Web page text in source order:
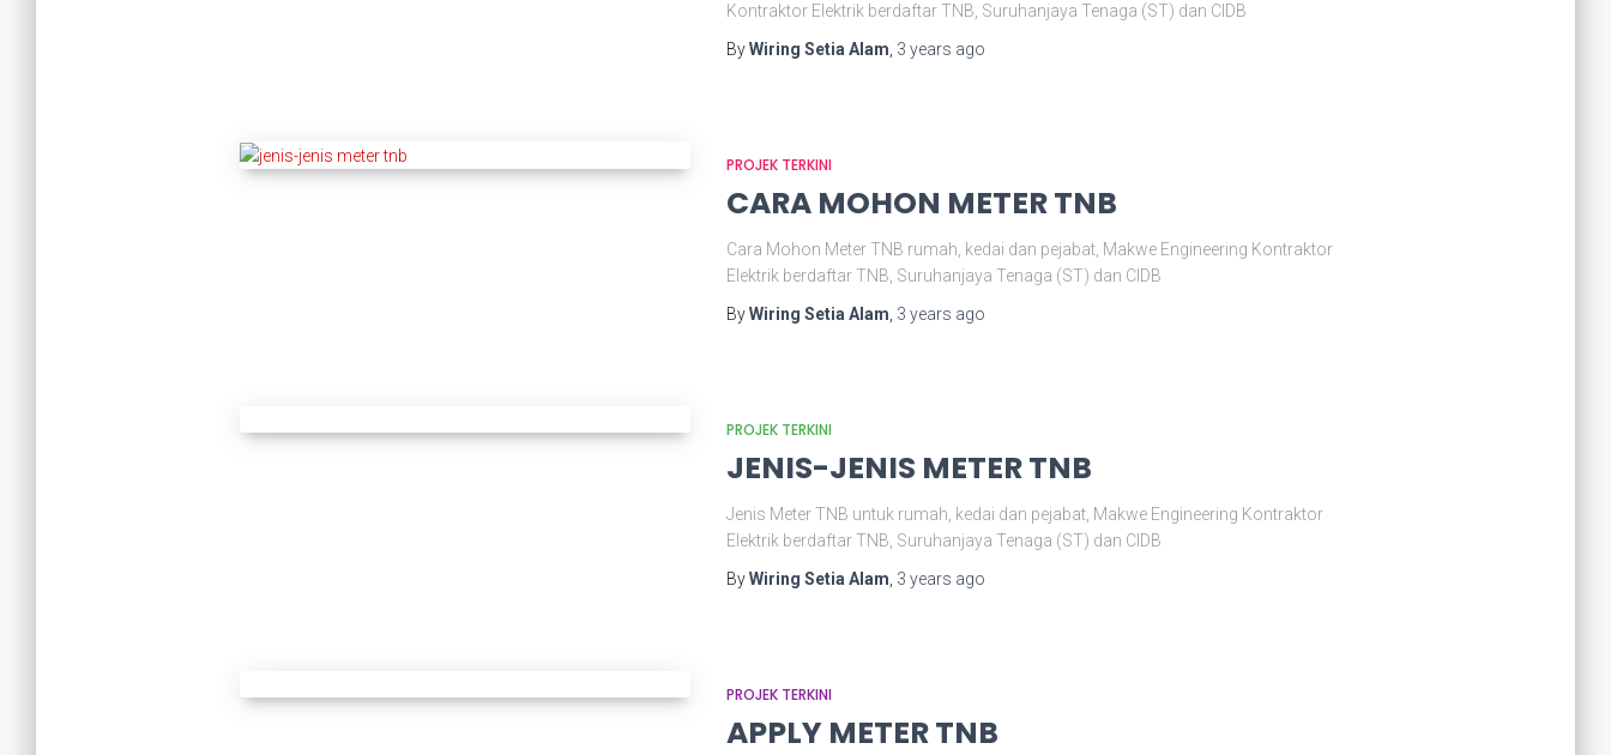
Kontraktor Elektrik berdaftar TNB, Suruhanjaya Tenaga (ST) dan CIDB
ByWiring Setia Alam 3 years ago
PROJEK TERKINI
CARA MOHON METER TNB
Cara Mohon Meter TNB rumah, kedai dan pejabat, Makwe Engineering Kontraktor
Elektrik berdaftar TNB, Suruhanjaya Tenaga (ST) dan CIDB
ByWiring Setia Alam 3 years ago
PROJEK TERKINI
JENIS-JENIS METER TNB
Jenis Meter TNB untuk rumah, kedai dan pejabat, Makwe Engineering Kontraktor
Elektrik berdaftar TNB, Suruhanjaya Tenaga (ST) dan CIDB
ByWiring Setia Alam 3 years ago
PROJEK TERKINI
APPLY METER TNB